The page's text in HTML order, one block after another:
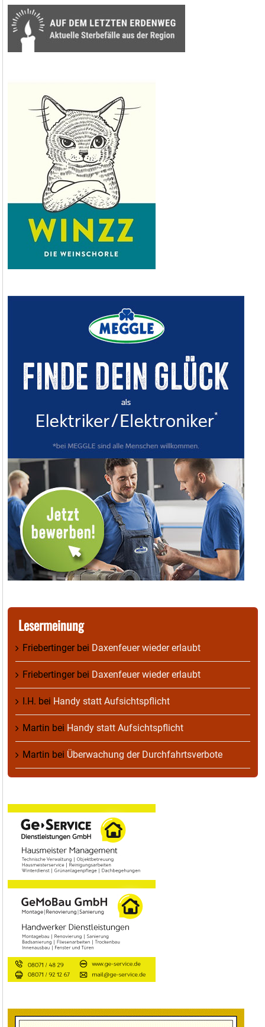
Lesermeinung
Friebertingerbei Daxenfeuer wieder erlaubt
Friebertingerbei Daxenfeuer wieder erlaubt
I.H. bei Handy statt Aufsichtspflicht
Martin bei Handy statt Aufsichtspflicht
Martin bei Überwachung der Durchfahrtsverbote